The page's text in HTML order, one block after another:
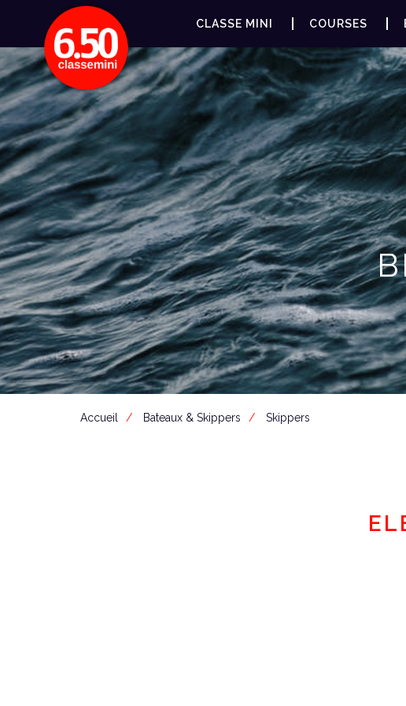
CLASSE MINI COURSES
Accueil
Bateaux & Skippers Skippers